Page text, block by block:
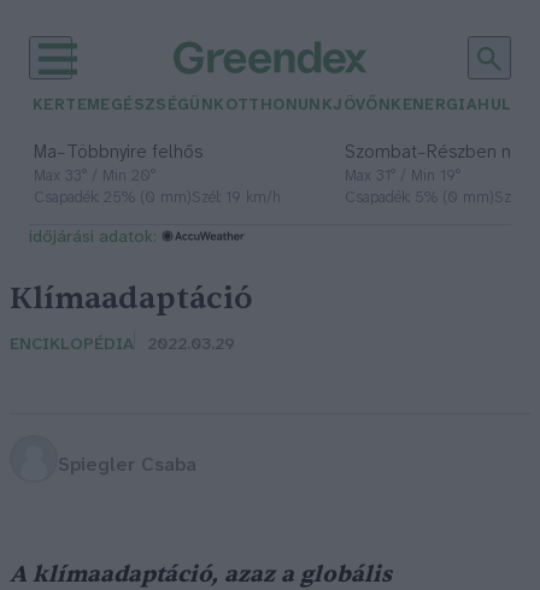
KERTEM EGÉSZSÉGÜNK OTTHONUNKJÖVŐNK ENERGIA
Ma– Többnyire felhős
Max 33° / Min 20°
Csapadék: 25% (0 mm)Szél: 19 km/h
Szombat– Részben
Max 31° / Min 19°
Csapadék: 5% (0 mm)Szél:
időjárási adatok:
Klímaadaptáció
ENCIKLOPÉDIA 2022.03.29
Spiegler Csaba
A klímaadaptáció, azaz a globális